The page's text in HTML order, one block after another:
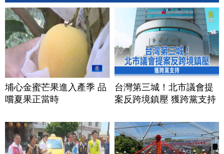
埔心金蜜芒果進入產季 品
嚐夏果正當時
台灣第三城！北市議會提
案反跨境鎮壓 獲跨黨支持